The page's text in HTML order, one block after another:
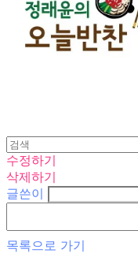
수정하기
삭제하기
글쓴이
목록으로 가기